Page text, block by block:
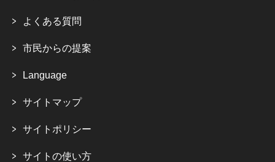
よくある質問
市民からの提案
Language
サイトマップ
サイトポリシー
サイトの使い方